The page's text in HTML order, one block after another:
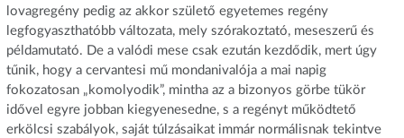
lovagregény pedig az akkor születő egyetemes regény
legfogyaszthatóbb változata, mely szórakoztató, meseszerű és
példamutató. De a valódi mese csak ezután kezdődik, mert úgy
tűnik, hogy a cervantesi mű mondanivalója a mai napig
fokozatosan „komolyodik”, mintha az a bizonyos görbe tükör
idővel egyre jobban kiegyenesedne, s a regényt működtető
erkölcsi szabályok, saját túlzásaikat immár normálisnak tekintve